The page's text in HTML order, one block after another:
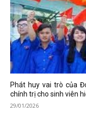
Phát huy vai trò của
chính trị cho sinh viên
29/01/2026